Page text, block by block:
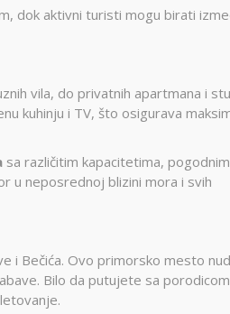
dok aktivni turisti mogu birati
vila, do privatnih apartmana i
kuhinju i TV, što osigurava
sa različitim kapacitetima,
u neposrednoj blizini mora i svih
i Bečića. Ovo primorsko mesto
Bilo da putujete sa